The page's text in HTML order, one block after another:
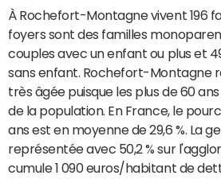
À Rochefort-Montagne vivent 196
foyers sont des familles
couples avec un enfant ou plus et
sans enfant. Rochefort-Montagne
très âgée puisque les plus de 60
de la population. En France, le
ans est en moyenne de 29,6 %. La
représentée avec 50,2 % sur
cumule 1 090 euros/habitant de